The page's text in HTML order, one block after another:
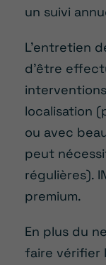
un suivi
L’entretien
d’être
localisation
ou avec
peut
régulières).
premium.
En plus du
faire vérifier